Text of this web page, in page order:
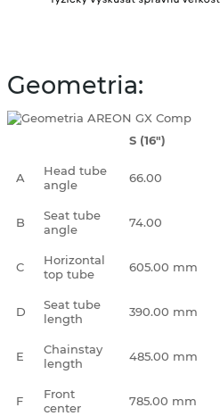
Geometria:
S (16")
A
Head tube
angle
66.00
B
Seat tube
angle
74.00
C
Horizontal
top tube
605.00 mm
D
Seat tube
length
390.00 mm
E
Chainstay
length
485.00 mm
F
Front
center
785.00 mm